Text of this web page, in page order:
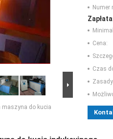
maszyna do kucia
Numer
Cena:
Czas